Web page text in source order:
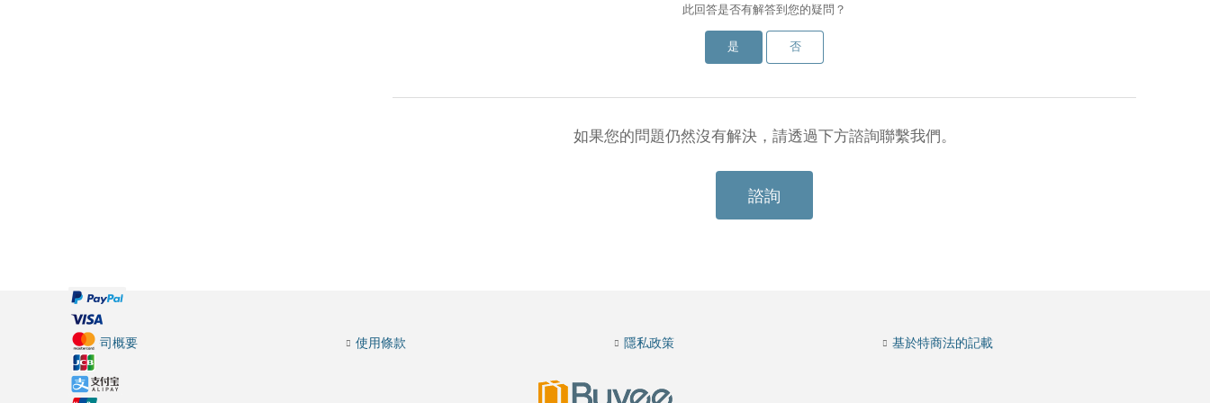
此回答是否有解答到您的疑問？
是 否
如果您的問題仍然沒有解決，請透過下方諮詢聯繫我們。
諮詢
公司概要 使用條款 隱私政策 基於特商法的記載